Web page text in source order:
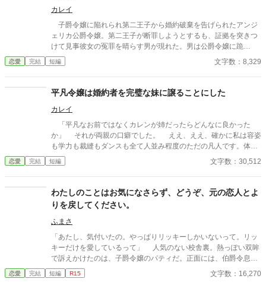
カレイ
子爵令嬢に陥れられ第二王子から婚約破棄を告げられたアンジ
ェリカ公爵令嬢。第二王子が断罪しようとするも、証拠を突きつ
けて見事彼女の冤罪を晴らす男が現れた。男は公爵令嬢に跪
き…… 「この機会絶対に逃しません。ずっと前から貴方をお慕い
していましたんです。私と婚約して下さい！」 ええっ！あ
恋愛 完結 短編 文字数：8,329
平凡令嬢は婚約者を完璧な妹に譲ることにした
カレイ
「平凡なお前ではなくカレンが姉だったらどんなに良かった
か」 それが両親の口癖でした。 ええ、ええ、確かに私は容姿
も学力も裁縫もダンスも全て人並み程度のただの凡人です。体は
弱いが何でも器用にこなす美しい妹と比べるとその差は歴然。
ただ少しばかり先に生まれただけなのに、王太子の婚約者にもな
ですから私決めました！ 王太子の婚約者という席を妹に譲る
ことを。
恋愛 完結 短編 文字数：30,512
わたしのことはお気になさらず、どうぞ、元の恋人とよ
りを戻してください。
ふまさ
「あたし、気付いたの。やっぱりリッキーしかいないって。リッ
キーだけを愛しているって」 人気のない校舎裏。熱っぽい双眸
で訴えかけたのは、子爵令嬢のパティだ。正面には、伯爵令息の
リッキーがいる。 「学園に通いはじめてすぐに他の令息に熱をあ
げて、ぼくを捨てたのは、きみじゃないか」 「捨てたなんて……
恋愛 完結 短編 R15 文字数：16,270